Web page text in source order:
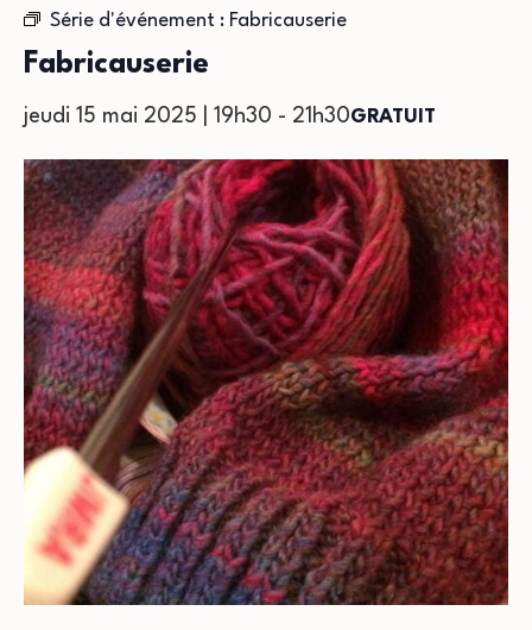
Série d'événement : Fabricauserie
Fabricauserie
jeudi 15 mai 2025 | 19h30 - 21h30GRATUIT